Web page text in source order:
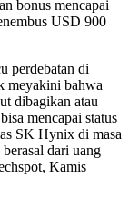
bonus mencapai
USD 900
perdebatan di
meyakini bahwa
dibagikan atau
mencapai status
SK Hynix di masa
dari uang
Kamis